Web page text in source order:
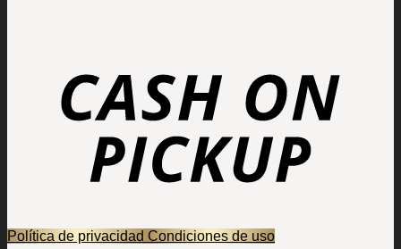
Política de privacidad Condiciones de uso